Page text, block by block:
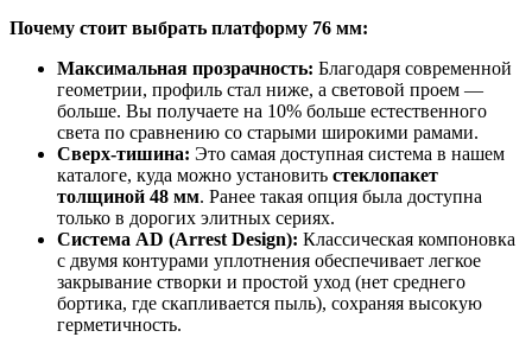
Почему стоит выбрать платформу 76 мм:
Максимальная прозрачность: Благодаря современной
геометрии, профиль стал ниже, а световой проем —
больше. Вы получаете на 10% больше естественного
света по сравнению со старыми широкими рамами.
Сверх-тишина: Это самая доступная система в нашем
каталоге, куда можно установить стеклопакет
толщиной 48 мм. Ранее такая опция была доступна
только в дорогих элитных сериях.
Система AD (Arrest Design): Классическая компоновка
с двумя контурами уплотнения обеспечивает легкое
закрывание створки и простой уход (нет среднего
бортика, где скапливается пыль), сохраняя высокую
герметичность.